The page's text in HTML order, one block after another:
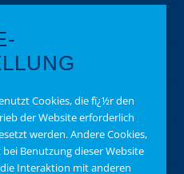
Cookies, die fï¿½r den
der Website erforderlich
werden. Andere Cookies,
Benutzung dieser Website
Interaktion mit anderen